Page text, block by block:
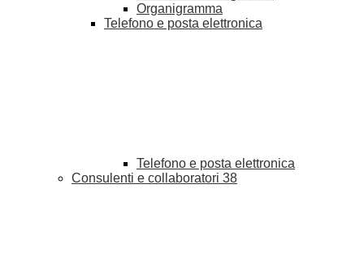
Organigramma
Telefono e posta elettronica
Telefono e posta elettronica
Consulenti e collaboratori 38